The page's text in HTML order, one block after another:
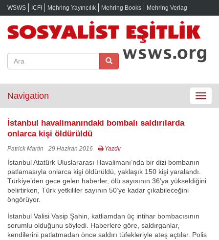
WSWS ICFI Mehring Yayıncılık Mehring Books Mehring Verlag
Toggle
Navigation
İstanbul havalimanındaki bombalı saldırılarda
onlarca kişi öldürüldü
Patrick Martin 29 Haziran 2016 Yazdır
İstanbul Atatürk Uluslararası Havalimanı’nda bir dizi bombanın
patlamasıyla onlarca kişi öldürüldü, yaklaşık 150 kişi yaralandı.
Türkiye’den gece gelen haberler, ölü sayısının 36’ya yükseldiğini
belirtirken, Türk yetkililer sayının 50’ye kadar çıkabileceğini
öngörüyor.
İstanbul Valisi Vasip Şahin, katliamdan üç intihar bombacısının
sorumlu olduğunu söyledi. Haberlere göre, saldırganlar,
kendilerini patlatmadan önce saldırı tüfekleriyle ateş açtılar. Polis